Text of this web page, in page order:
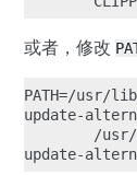
或者，修改
PATH=/usr/
update-
/